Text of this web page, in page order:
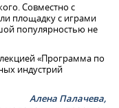
Совместно с
площадку с играми
популярностью не
«Программа по
индустрий
Алена Палачева,